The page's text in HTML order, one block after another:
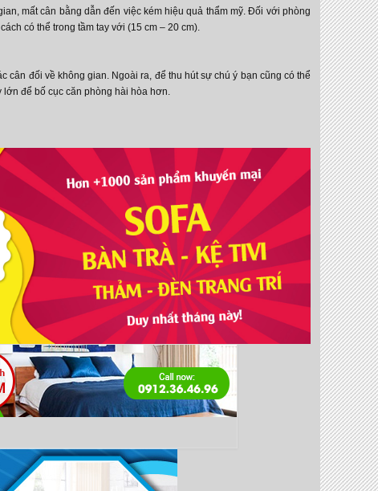
mất cân bằng dẫn đến việc kém hiệu quả thẩm mỹ. Đối với phòng
có thể trong tầm tay với (15 cm – 20 cm).
đối về không gian. Ngoài ra, để thu hút sự chú ý bạn cũng có thể
lớn để bố cục căn phòng hài hòa hơn.